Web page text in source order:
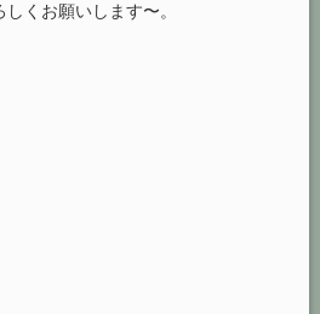
くお願いします〜。